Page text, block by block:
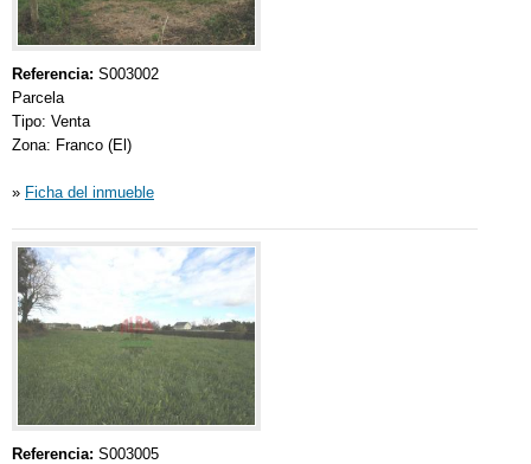
Referencia: S003002
Parcela
Tipo: Venta
Zona: Franco (El)
» Ficha del inmueble
Referencia: S003005